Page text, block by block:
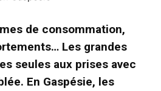
de consommation,
Les grandes
seules aux prises avec
En Gaspésie, les